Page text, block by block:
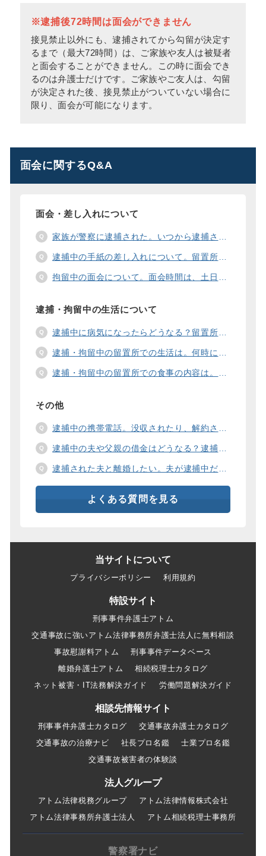
※逮捕後72時間は面会ができません
接見禁止以外にも、逮捕されてから勾留が決定す
るまで（最大72時間）は、ご家族や友人は被疑者
と面会することができません。この時に面会でき
るのは弁護士だけです。ご家族やご友人は、勾留
が決定された後、接見禁止がついていない場合に
限り、面会が可能になります。
面会に関するQ&A
面会・差し入れについて
家族が警察に逮捕された。いつから逮捕された家族と面会することができますか？
逮捕中の手紙の差し入れについて。留置所に手紙を送る際の宛先の書き方は？
拘留中の面会について。面会時間は、土日や祝日の面会は、一度に面会できる人数は。
逮捕・拘留中の生活について
逮捕中に病気になったらどうなる？留置所の健康診断、診療、医療行為、手術は。
逮捕・拘留中の留置所での生活は。何時に起きて、何時に寝るの？部屋や食事の様子は？
逮捕・拘留中の留置所での食事の内容は。食事代は支払わないといけないの？
その他
逮捕中の携帯電話。没収されたり、解約されたり、見られたりするの？
逮捕中の夫や父親の借金はどうなる？逮捕中の借金の支払い方法は。
逮捕された夫と離婚したい。夫が逮捕中だと慰謝料は増えるの？
よくある質問を見る
当サイトについて
プライバシーポリシー 利用規約
特設サイト
刑事事件弁護士アトム
交通事故に強いアトム法律事務所弁護士法人に無料相談
事故慰謝料アトム
刑事事件データベース
離婚弁護士アトム
相続税理士カタログ
ネット被害・IT法務解決ガイド
労働問題解決ガイド
相談先情報サイト
刑事事件弁護士カタログ
交通事故弁護士カタログ
交通事故の治療ナビ
社長プロ名鑑
士業プロ名鑑
交通事故被害者の体験談
法人グループ
アトム法律税務グループ
アトム法律情報株式会社
アトム法律事務所弁護士法人
アトム相続税理士事務所
警察署ナビ